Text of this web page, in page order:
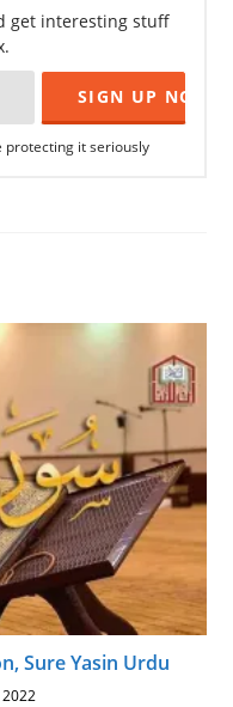
get interesting stuff
protecting it seriously
Sure Yasin Urdu